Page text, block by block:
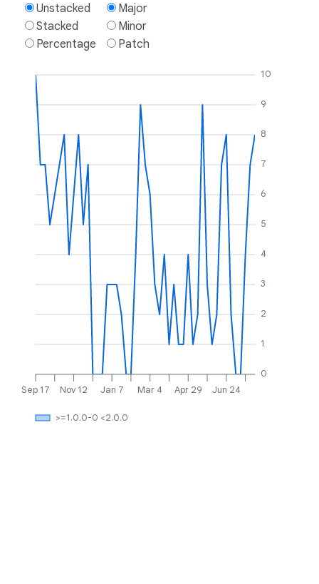
Unstacked
Stacked
Percentage
Major
Minor
Patch
Sep 17 Nov 12 Jan 7 Mar 4 Apr 29 Jun 24
0
1
2
3
4
5
6
7
8
9
10
>=1.0.0-0 <2.0.0